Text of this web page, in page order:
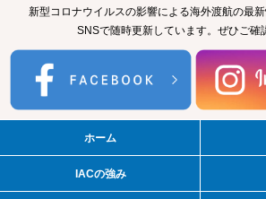
新型コロナウイルスの影響による海外渡航の最新
SNSで随時更新しています。ぜひご確
ホーム
IACの強み